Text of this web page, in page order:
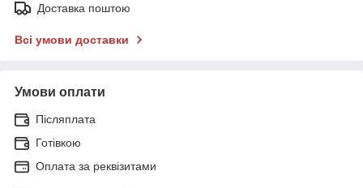
Доставка поштою
Всі умови доставки
Умови оплати
Післяплата
Готівкою
Оплата за реквізитами